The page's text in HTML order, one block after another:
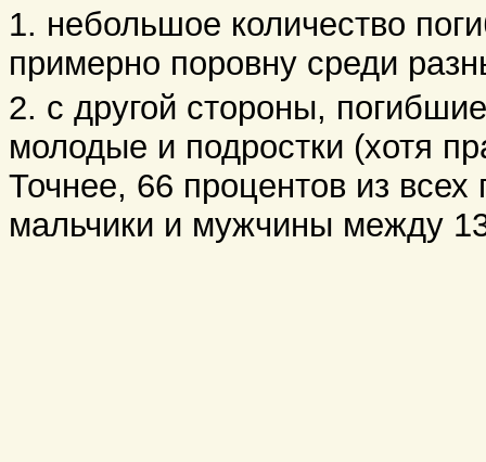
1. небольшое количество
примерно поровну среди
2. с другой стороны,
молодые и подростки (хотя
Точнее, 66 процентов из всех
мальчики и мужчины между